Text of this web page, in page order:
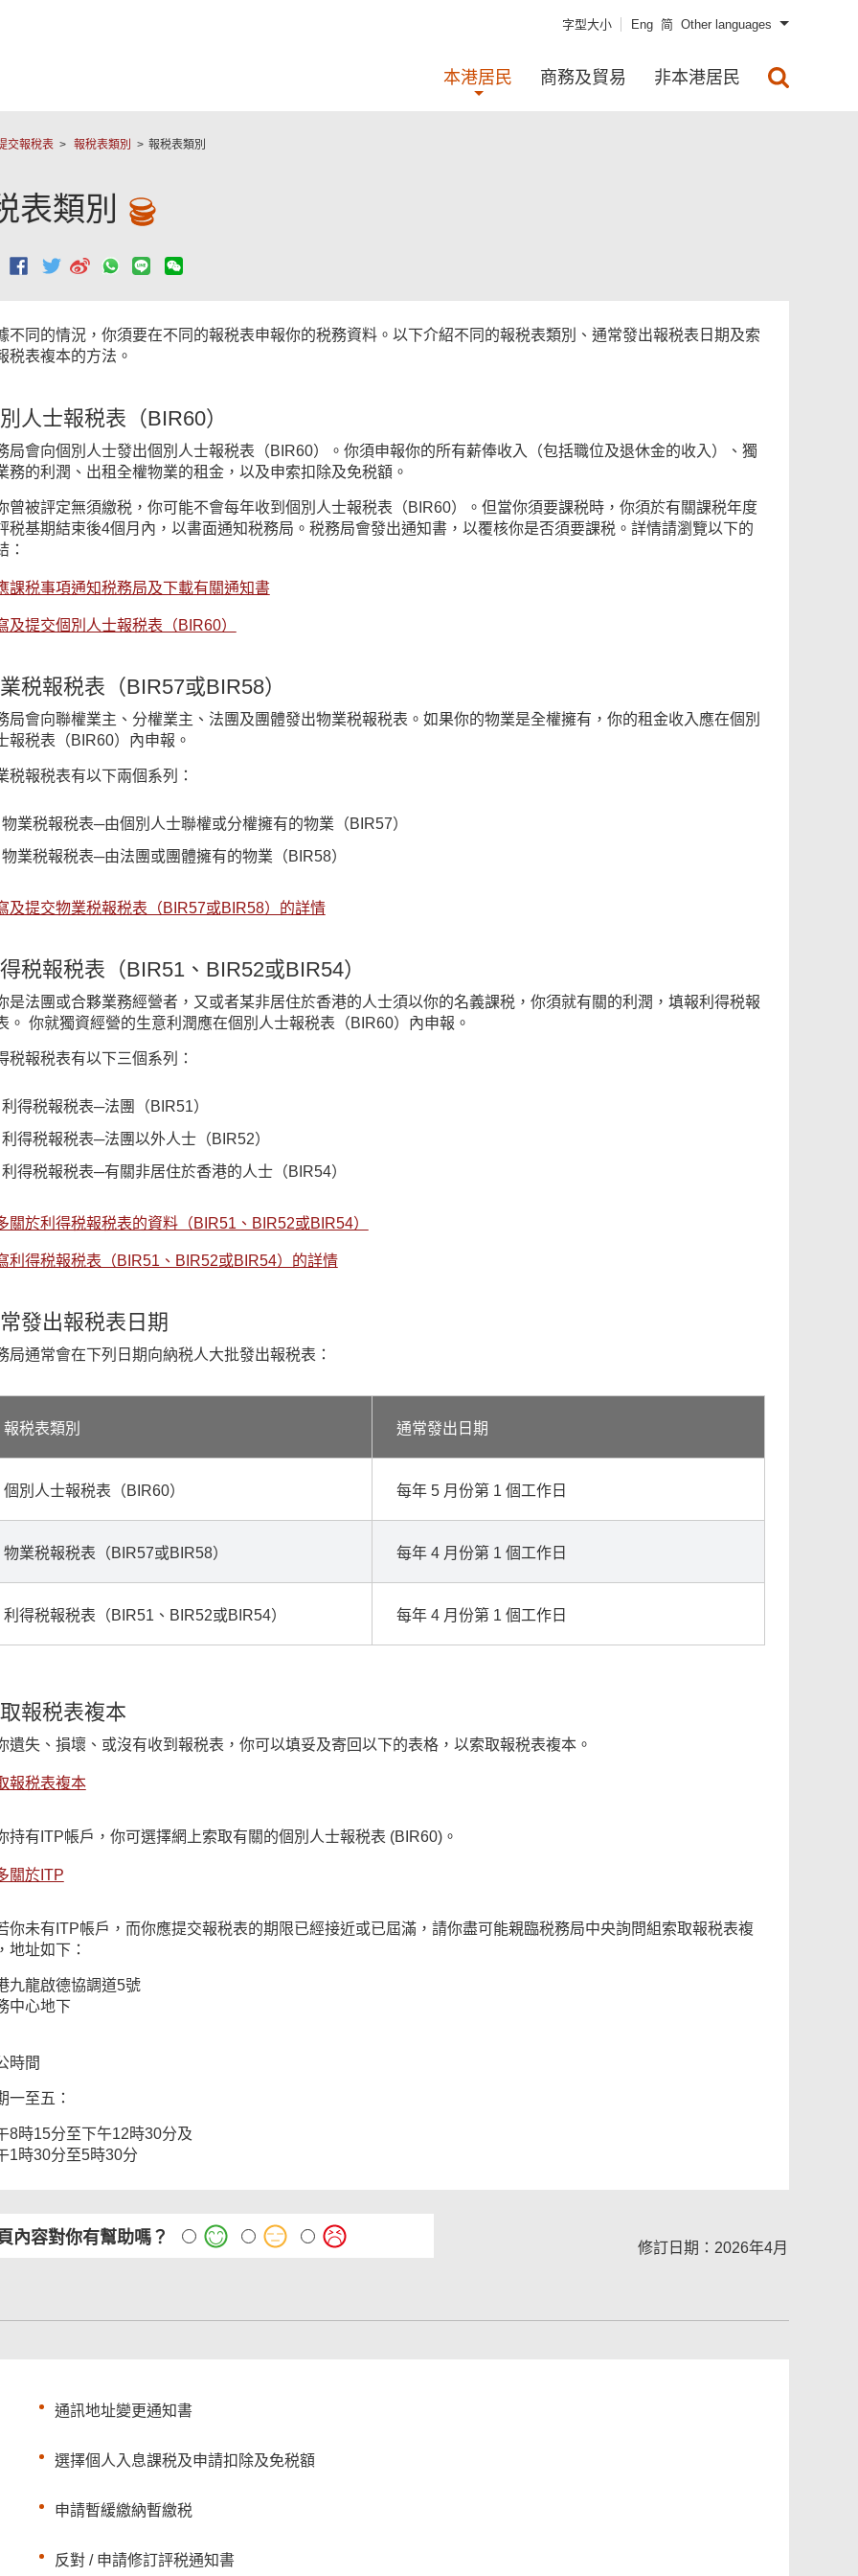
字型大小 Eng 简 Other languages
本港居民 商務及貿易 非本港居民
交報稅表 報稅表類別 報税表類別
表類別
不同的情況，你須要在不同的報税表申報你的税務資料。以下介紹不同的報税表類別、通常發出報税表日期及索
税表複本的方法。
人士報税表（BIR60）
局會向個別人士發出個別人士報税表（BIR60）。你須申報你的所有薪俸收入（包括職位及退休金的收入）、獨
務的利潤、出租全權物業的租金，以及申索扣除及免税額。
曾被評定無須繳税，你可能不會每年收到個別人士報税表（BIR60）。但當你須要課税時，你須於有關課税年度
税基期結束後4個月內，以書面通知税務局。税務局會發出通知書，以覆核你是否須要課税。詳情請瀏覽以下的
：
課税事項通知税務局及下載有關通知書
及提交個別人士報税表（BIR60）
税報税表（BIR57或BIR58）
局會向聯權業主、分權業主、法團及團體發出物業税報税表。如果你的物業是全權擁有，你的租金收入應在個別
報税表（BIR60）內申報。
税報税表有以下兩個系列：
物業税報税表─由個別人士聯權或分權擁有的物業（BIR57）
物業税報税表─由法團或團體擁有的物業（BIR58）
及提交物業税報税表（BIR57或BIR58）的詳情
税報税表（BIR51、BIR52或BIR54）
是法團或合夥業務經營者，又或者某非居住於香港的人士須以你的名義課税，你須就有關的利潤，填報利得税報
。 你就獨資經營的生意利潤應在個別人士報税表（BIR60）內申報。
税報税表有以下三個系列：
利得税報税表─法團（BIR51）
利得税報税表─法團以外人士（BIR52）
利得税報税表─有關非居住於香港的人士（BIR54）
關於利得税報税表的資料（BIR51、BIR52或BIR54）
利得税報税表（BIR51、BIR52或BIR54）的詳情
發出報税表日期
局通常會在下列日期向納税人大批發出報税表：
報税表類別 通常發出日期
個別人士報税表（BIR60） 每年 5 月份第 1 個工作日
物業税報税表（BIR57或BIR58） 每年 4 月份第 1 個工作日
利得税報税表（BIR51、BIR52或BIR54） 每年 4 月份第 1 個工作日
報税表複本
遺失、損壞、或沒有收到報税表，你可以填妥及寄回以下的表格，以索取報税表複本。
報税表複本
持有ITP帳戶，你可選擇網上索取有關的個別人士報税表 (BIR60)。
關於ITP
你未有ITP帳戶，而你應提交報税表的期限已經接近或已屆滿，請你盡可能親臨税務局中央詢問組索取報税表複
地址如下：
九龍啟德協調道5號
中心地下
時間
一至五：
8時15分至下午12時30分及
1時30分至5時30分
內容對你有幫助嗎？
修訂日期：2026年4月
通訊地址變更通知書
選擇個人入息課税及申請扣除及免税額
申請暫緩繳納暫繳税
反對 / 申請修訂評税通知書